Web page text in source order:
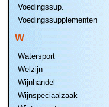
Voedingssup.
Voedingssupplementen
W
Watersport
Welzijn
Wijnhandel
Wijnspeciaalzaak